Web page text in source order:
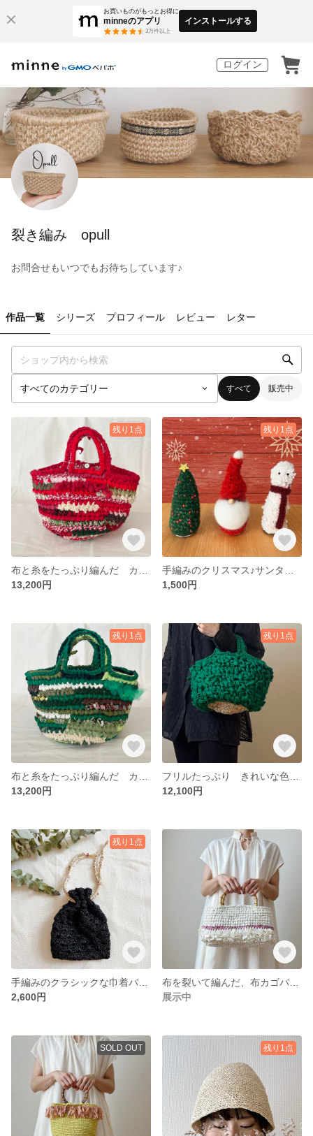
お買いものがもっとお得に
minneのアプリ
3万件以上
インストールする
ログイン
裂き編み opull
お問合せもいつでもお待ちしています♪
作品一覧 シリーズ プロフィール レビュー レター
すべて 販売中
残り1点
13,200円
残り1点
1,500円
残り1点
13,200円
残り1点
12,100円
残り1点
手編みのクラシックな巾着バッグ
2,600円
布を裂いて編んだ、布カゴバッグ
展示中
SOLD OUT 残り1点